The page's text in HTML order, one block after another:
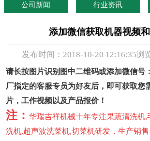
公司新闻 行业资讯
添加微信获取机器视频
发布时间：2018-10-20 12:16:35浏
请长按图片识别图中二维码或添加微信号：
厂指定的客服专员为好友后，即可获取您
片，工作视频以及产品报价！
注： 华瑞吉祥机械十年专注果蔬清洗机,
洗机,超声波洗菜机,切菜机研发，生产销